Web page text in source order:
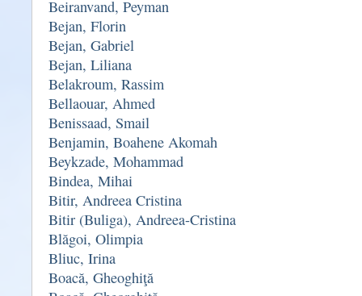
Beiranvand, Peyman
Bejan, Florin
Bejan, Gabriel
Bejan, Liliana
Belakroum, Rassim
Bellaouar, Ahmed
Benissaad, Smail
Benjamin, Boahene Akomah
Beykzade, Mohammad
Bindea, Mihai
Bitir, Andreea Cristina
Bitir (Buliga), Andreea-Cristina
Blăgoi, Olimpia
Bliuc, Irina
Boacă, Gheoghiţă